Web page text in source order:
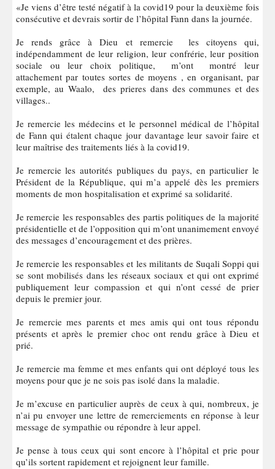
«Je viens d’être testé négatif à la covid19 pour la deuxième fois
consécutive et devrais sortir de l’hôpital Fann dans la journée.
Je rends grâce à Dieu et remercie les citoyens qui,
indépendamment de leur religion, leur confrérie, leur position
sociale ou leur choix politique, m’ont montré leur
attachement par toutes sortes de moyens , en organisant, par
exemple, au Waalo, des prieres dans des communes et des
villages..
Je remercie les médecins et le personnel médical de l’hôpital
de Fann qui étalent chaque jour davantage leur savoir faire et
leur maîtrise des traitements liés à la covid19.
Je remercie les autorités publiques du pays, en particulier le
Président de la République, qui m’a appelé dès les premiers
moments de mon hospitalisation et exprimé sa solidarité.
Je remercie les responsables des partis politiques de la majorité
présidentielle et de l’opposition qui m’ont unanimement envoyé
des messages d’encouragement et des prières.
Je remercie les responsables et les militants de Suqali Soppi qui
se sont mobilisés dans les réseaux sociaux et qui ont exprimé
publiquement leur compassion et qui n’ont cessé de prier
depuis le premier jour.
Je remercie mes parents et mes amis qui ont tous répondu
présents et après le premier choc ont rendu grâce à Dieu et
prié.
Je remercie ma femme et mes enfants qui ont déployé tous les
moyens pour que je ne sois pas isolé dans la maladie.
Je m’excuse en particulier auprès de ceux à qui, nombreux, je
n’ai pu envoyer une lettre de remerciements en réponse à leur
message de sympathie ou répondre à leur appel.
Je pense à tous ceux qui sont encore à l’hôpital et prie pour
qu’ils sortent rapidement et rejoignent leur famille.